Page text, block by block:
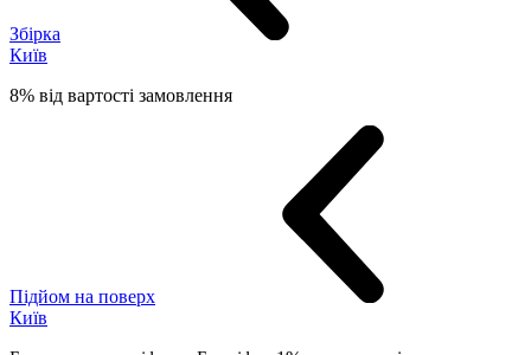
Збірка
Київ
8% від вартості замовлення
Підйом на поверх
Київ